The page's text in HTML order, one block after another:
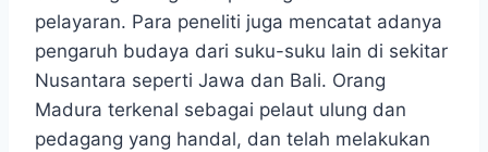
pelayaran. Para peneliti juga mencatat adanya
pengaruh budaya dari suku-suku lain di sekitar
Nusantara seperti Jawa dan Bali. Orang
Madura terkenal sebagai pelaut ulung dan
pedagang yang handal, dan telah melakukan